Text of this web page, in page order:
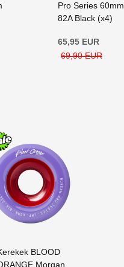
Pro Series 60mm
82A Black (x4)
65,95 EUR
69,90 EUR
BLOOD
Morgan